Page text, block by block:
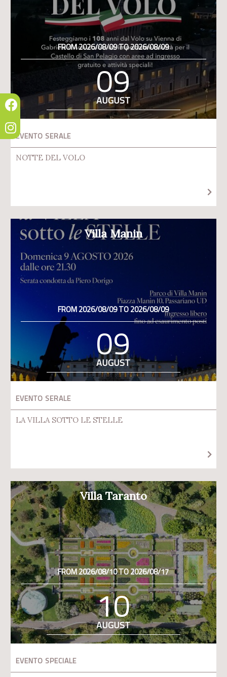
FROM 2026/08/09 TO 2026/08/09
09
AUGUST
EVENTO SERALE
NOTTE DEL VOLO
Villa Manin
FROM 2026/08/09 TO 2026/08/09
09
AUGUST
EVENTO SERALE
LA VILLA SOTTO LE STELLE
Villa Taranto
FROM 2026/08/10 TO 2026/08/17
10
AUGUST
EVENTO SPECIALE